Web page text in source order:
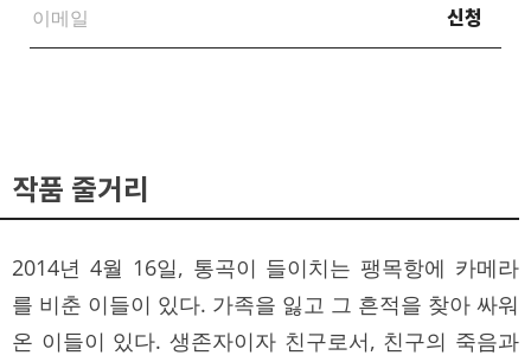
신청
작품 줄거리
2014년 4월 16일, 통곡이 들이치는 팽목항에 카메라
를 비춘 이들이 있다. 가족을 잃고 그 흔적을 찾아 싸워
온 이들이 있다. 생존자이자 친구로서, 친구의 죽음과